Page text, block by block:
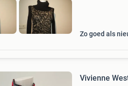
Zo goed als
Vivienne